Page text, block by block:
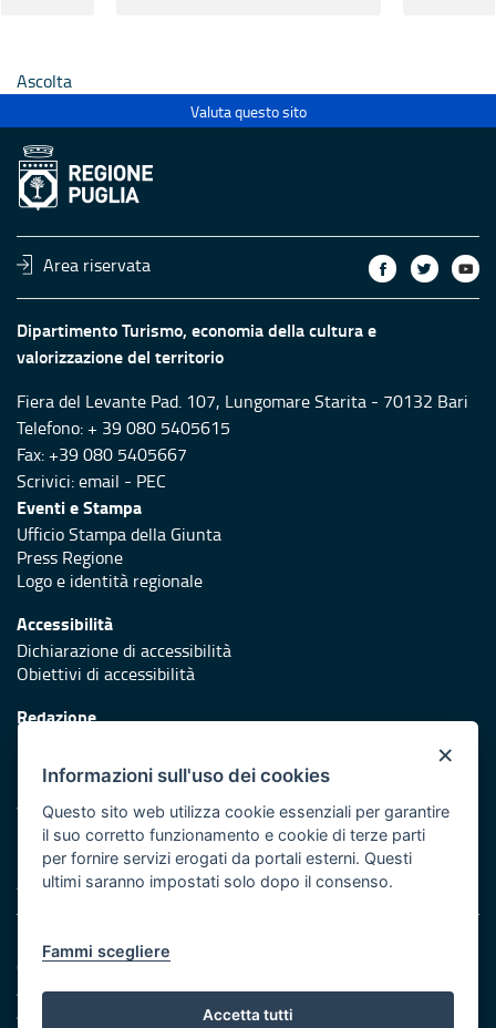
Ascolta
Valuta questo sito
Area riservata
Dipartimento Turismo, economia della cultura e
valorizzazione del territorio
Fiera del Levante Pad. 107, Lungomare Starita - 70132 Bari
Telefono: + 39 080 5405615
Fax: +39 080 5405667
Scrivici:email - PEC
Eventi e Stampa
Ufficio Stampa della Giunta
Press Regione
Logo e identità regionale
Accessibilità
Dichiarazione di accessibilità
Obiettivi di accessibilità
Redazione
Protezione civile
Vai al sito di Protezione Civile Puglia
Iniziativa finanziata con risorse del POR Puglia 2014/2020 -
Asse XI
Note legali
Cookie e privacy
Amministrazione trasparente
Atti di notifica
×
Informazioni sull'uso dei cookies
Questo sito web utilizza cookie essenziali per garantire
il suo corretto funzionamento e cookie di terze parti
per fornire servizi erogati da portali esterni. Questi
ultimi saranno impostati solo dopo il consenso.
Fammi scegliere
Accetta tutti